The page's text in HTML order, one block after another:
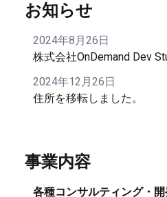
お知らせ
2024年8月26日
株式会社OnDemand Dev
2024年12月26日
住所を移転しました。
事業内容
各種コンサルティング・